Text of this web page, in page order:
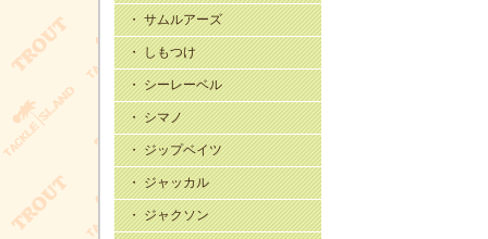
・ サムルアーズ
・ しもつけ
・ シーレーベル
・ シマノ
・ ジップベイツ
・ ジャッカル
・ ジャクソン